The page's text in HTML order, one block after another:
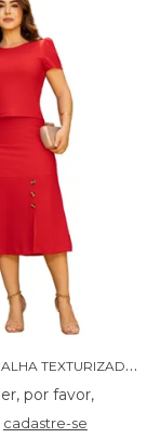
C
ONJUNTO MALHA TEXTURIZADA COM RECORTE NA SAIA E BOTOES - 04614
cadastre-se